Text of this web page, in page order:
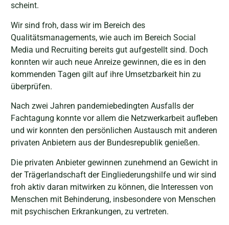
scheint.
Wir sind froh, dass wir im Bereich des
Qualitätsmanagements, wie auch im Bereich Social
Media und Recruiting bereits gut aufgestellt sind. Doch
konnten wir auch neue Anreize gewinnen, die es in den
kommenden Tagen gilt auf ihre Umsetzbarkeit hin zu
überprüfen.
Nach zwei Jahren pandemiebedingten Ausfalls der
Fachtagung konnte vor allem die Netzwerkarbeit aufleben
und wir konnten den persönlichen Austausch mit anderen
privaten Anbietern aus der Bundesrepublik genießen.
Die privaten Anbieter gewinnen zunehmend an Gewicht in
der Trägerlandschaft der Eingliederungshilfe und wir sind
froh aktiv daran mitwirken zu können, die Interessen von
Menschen mit Behinderung, insbesondere von Menschen
mit psychischen Erkrankungen, zu vertreten.